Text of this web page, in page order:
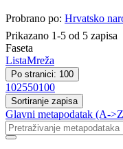
Probrano po: Hrvatsko
Prikazano 1-5 od 5 zapisa
Faseta
ListaMreža
Po stranici: 100
102550100
Sortiranje zapisa
Glavni metapodatak (A-